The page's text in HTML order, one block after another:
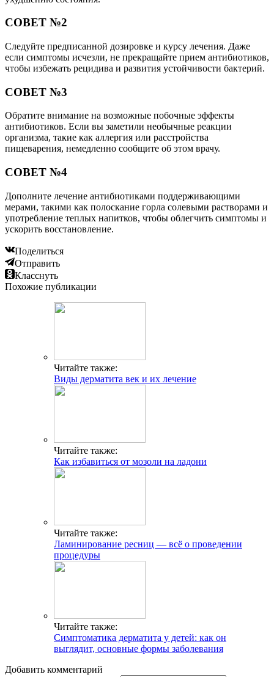
СОВЕТ №2
Следуйте предписанной дозировке и курсу лечения. Даже
если симптомы исчезли, не прекращайте прием антибиотиков,
чтобы избежать рецидива и развития устойчивости бактерий.
СОВЕТ №3
Обратите внимание на возможные побочные эффекты
антибиотиков. Если вы заметили необычные реакции
организма, такие как аллергия или расстройства
пищеварения, немедленно сообщите об этом врачу.
СОВЕТ №4
Дополните лечение антибиотиками поддерживающими
мерами, такими как полоскание горла солевыми растворами и
употребление теплых напитков, чтобы облегчить симптомы и
ускорить восстановление.
Поделиться
Отправить
Класснуть
Похожие публикации
Читайте также:
Виды дерматита век и их лечение
Читайте также:
Как избавиться от мозоли на ладони
Читайте также:
Ламинирование ресниц — всё о проведении
процедуры
Читайте также:
Симптоматика дерматита у детей: как он
выглядит, основные формы заболевания
Добавить комментарий